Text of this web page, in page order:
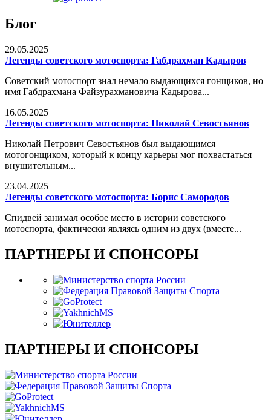
Блог
29.05.2025
Легенды советского мотоспорта: Габдрахман Кадыров
Советский мотоспорт знал немало выдающихся гонщиков, но
имя Габдрахмана Файзурахмановича Кадырова...
16.05.2025
Легенды советского мотоспорта: Николай Севостьянов
Николай Петрович Севостьянов был выдающимся
мотогонщиком, который к концу карьеры мог похвастаться
внушительным...
23.04.2025
Легенды советского мотоспорта: Борис Самородов
Спидвей занимал особое место в истории советского
мотоспорта, фактически являясь одним из двух (вместе...
ПАРТНЕРЫ И СПОНСОРЫ
ПАРТНЕРЫ И СПОНСОРЫ